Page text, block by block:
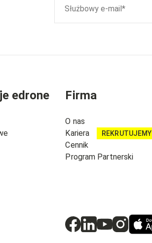
edrone Firma
O nas
Kariera
REKRUTUJEMY
Cennik
Program Partnerski